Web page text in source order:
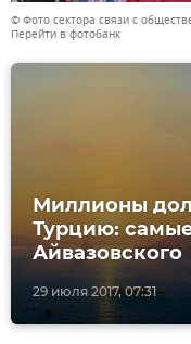
© Фото сектора связи с
Перейти в фотобанк
29 июля 2017, 07:31
Миллионы
Турцию:
Айвазовского